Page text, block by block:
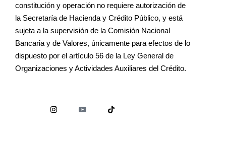
constitución y operación no requiere autorización de
la Secretaría de Hacienda y Crédito Público, y está
sujeta a la supervisión de la Comisión Nacional
Bancaria y de Valores, únicamente para efectos de lo
dispuesto por el artículo 56 de la Ley General de
Organizaciones y Actividades Auxiliares del Crédito.